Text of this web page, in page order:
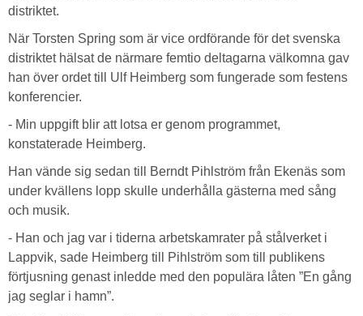
distriktet.
När Torsten Spring som är vice ordförande för det svenska
distriktet hälsat de närmare femtio deltagarna välkomna gav
han över ordet till Ulf Heimberg som fungerade som festens
konferencier.
- Min uppgift blir att lotsa er genom programmet,
konstaterade Heimberg.
Han vände sig sedan till Berndt Pihlström från Ekenäs som
under kvällens lopp skulle underhålla gästerna med sång
och musik.
- Han och jag var i tiderna arbetskamrater på stålverket i
Lappvik, sade Heimberg till Pihlström som till publikens
förtjusning genast inledde med den populära låten ”En gång
jag seglar i hamn”.